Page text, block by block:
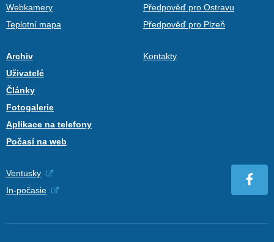
Webkamery
Teplotní mapa
Předpověď pro Ostravu
Předpověď pro Plzeň
Archiv
Uživatelé
Články
Fotogalerie
Aplikace na telefony
Počasí na web
Kontakty
Ventusky
In-počasie